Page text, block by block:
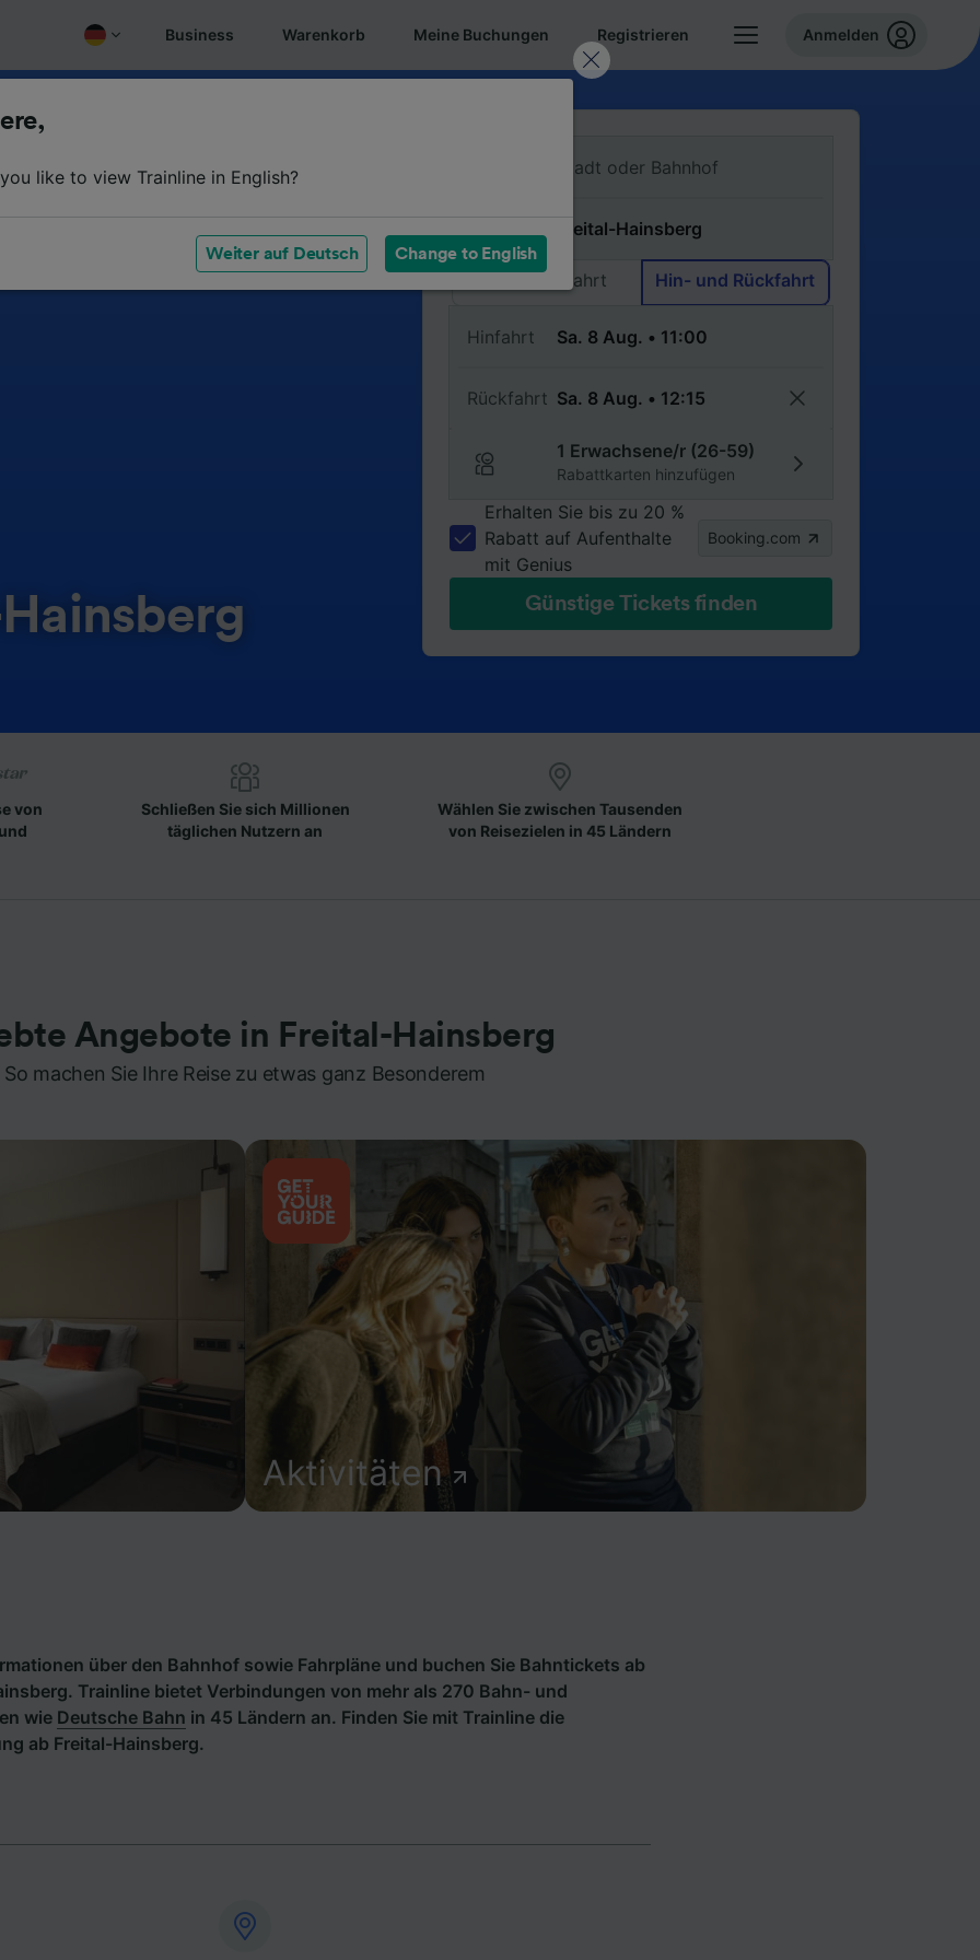
Business Warenkorb Meine Buchungen Registrieren Anmelden
Einfache Fahrt Hin- und Rückfahrt
Hinfahrt
Rückfahrt
1 Erwachsene/r (26-59)
Rabattkarten hinzufügen
Erhalten Sie bis zu 20 %
Rabatt auf Aufenthalte
mit Genius
Booking.com
Günstige Tickets finden
von
Schließen Sie sich Millionen
täglichen Nutzern an
Wählen Sie zwischen Tausenden
von Reisezielen in 45 Ländern
Angebote in Freital-Hainsberg
So machen Sie Ihre Reise zu etwas ganz Besonderem
Aktivitäten
über den Bahnhof sowie Fahrpläne und buchen Sie Bahntickets ab
Trainline bietet Verbindungen von mehr als 270 Bahn- und
wie Deutsche Bahn in 45 Ländern an. Finden Sie mit Trainline die
ab Freital-Hainsberg.
like to view Trainline in English?
Weiter auf Deutsch Change to English